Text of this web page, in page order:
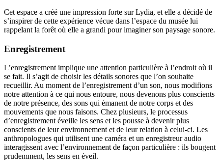
Cet espace a créé une impression forte sur Lydia, et elle a décidé de
s’inspirer de cette expérience vécue dans l’espace du musée lui
rappelant la forêt où elle a grandi pour imaginer son paysage sonore.
Enregistrement
L’enregistrement implique une attention particulière à l’endroit où il
se fait. Il s’agit de choisir les détails sonores que l’on souhaite
recueillir. Au moment de l’enregistrement d’un son, nous modifions
notre attention à ce qui nous entoure, nous devenons plus conscients
de notre présence, des sons qui émanent de notre corps et des
mouvements que nous faisons. Chez plusieurs, le processus
d’enregistrement éveille les sens et les pousse à devenir plus
conscients de leur environnement et de leur relation à celui-ci. Les
anthropologues qui utilisent une caméra et un enregistreur audio
interagissent avec l’environnement de façon particulière : ils bougent
prudemment, les sens en éveil.